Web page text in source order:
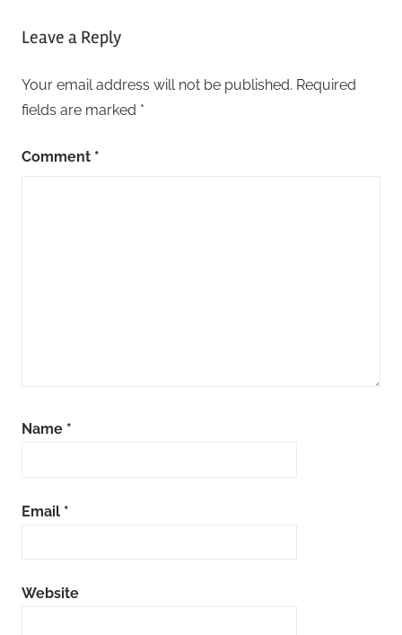
Leave a Reply
Your email address will not be published. Required
fields are marked *
Comment *
Name *
Email *
Website